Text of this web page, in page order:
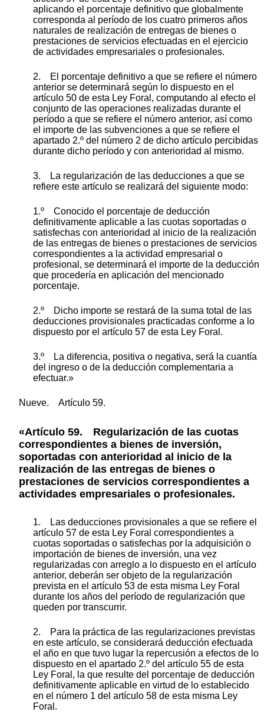
aplicando el porcentaje definitivo que globalmente
corresponda al período de los cuatro primeros años
naturales de realización de entregas de bienes o
prestaciones de servicios efectuadas en el ejercicio
de actividades empresariales o profesionales.
2. El porcentaje definitivo a que se refiere el número
anterior se determinará según lo dispuesto en el
artículo 50 de esta Ley Foral, computando al efecto el
conjunto de las operaciones realizadas durante el
período a que se refiere el número anterior, así como
el importe de las subvenciones a que se refiere el
apartado 2.º del número 2 de dicho artículo percibidas
durante dicho período y con anterioridad al mismo.
3. La regularización de las deducciones a que se
refiere este artículo se realizará del siguiente modo:
1.º Conocido el porcentaje de deducción
definitivamente aplicable a las cuotas soportadas o
satisfechas con anterioridad al inicio de la realización
de las entregas de bienes o prestaciones de servicios
correspondientes a la actividad empresarial o
profesional, se determinará el importe de la deducción
que procedería en aplicación del mencionado
porcentaje.
2.º Dicho importe se restará de la suma total de las
deducciones provisionales practicadas conforme a lo
dispuesto por el artículo 57 de esta Ley Foral.
3.º La diferencia, positiva o negativa, será la cuantía
del ingreso o de la deducción complementaria a
efectuar.»
Nueve. Artículo 59.
«Artículo 59. Regularización de las cuotas
correspondientes a bienes de inversión,
soportadas con anterioridad al inicio de la
realización de las entregas de bienes o
prestaciones de servicios correspondientes a
actividades empresariales o profesionales.
1. Las deducciones provisionales a que se refiere el
artículo 57 de esta Ley Foral correspondientes a
cuotas soportadas o satisfechas por la adquisición o
importación de bienes de inversión, una vez
regularizadas con arreglo a lo dispuesto en el artículo
anterior, deberán ser objeto de la regularización
prevista en el artículo 53 de esta misma Ley Foral
durante los años del período de regularización que
queden por transcurrir.
2. Para la práctica de las regularizaciones previstas
en este artículo, se considerará deducción efectuada
el año en que tuvo lugar la repercusión a efectos de lo
dispuesto en el apartado 2.º del artículo 55 de esta
Ley Foral, la que resulte del porcentaje de deducción
definitivamente aplicable en virtud de lo establecido
en el número 1 del artículo 58 de esta misma Ley
Foral.